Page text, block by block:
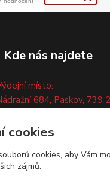
Kde nás najdete
místo:
684, Paskov, 739
Pouze po předchozí tel.
cookies
cookies, aby Vám
zájmů.